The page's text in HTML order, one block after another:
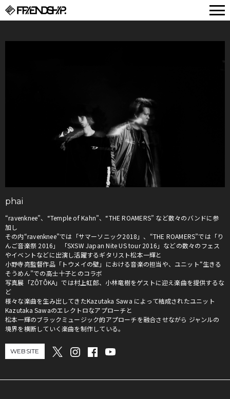
phai
“ravenknee”、“Temple of Kahn”、“THE ROAMERS” など数々のバンドに参
加し
その内“ravenknee”では「サマーソニック2018」、“THE ROAMERS”では「り
んご音楽祭 2016」 「SXSW Japan Nite US tour 2016」などの数々のフェス
やイベントなどに出演し活躍するギタリスト松本一輝と
小野寺亮監督作品「トウメイの壁」における音楽の担当や、ユニット“生きる
そうめん”での高士十子とのコラボ
写真展「ZÔTÔKA」では村上虹郎、小林竜樹をゲストに迎え楽曲を提供するな
ど
様々な楽曲を生み出してきたKazutaka Sawa によって結成されたユニット
Kazutaka Sawaのエレクトロなアプローチと
松本一輝のブラックミュージック的アプローチを融合させながら ジャンルの
境界を横断していく楽曲を制作している。
WEBSITE